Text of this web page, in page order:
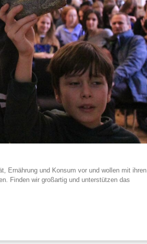
Ernährung und Konsum vor und wollen mit ihren
Finden wir großartig und unterstützen das